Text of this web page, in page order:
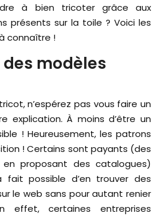
à bien tricoter grâce aux
présents sur la toile ? Voici les
connaître !
modèles
n’espérez pas vous faire un
explication. À moins d’être un
! Heureusement, les patrons
! Certains sont payants (des
en proposant des catalogues)
possible d’en trouver des
le web sans pour autant renier
effet, certaines entreprises